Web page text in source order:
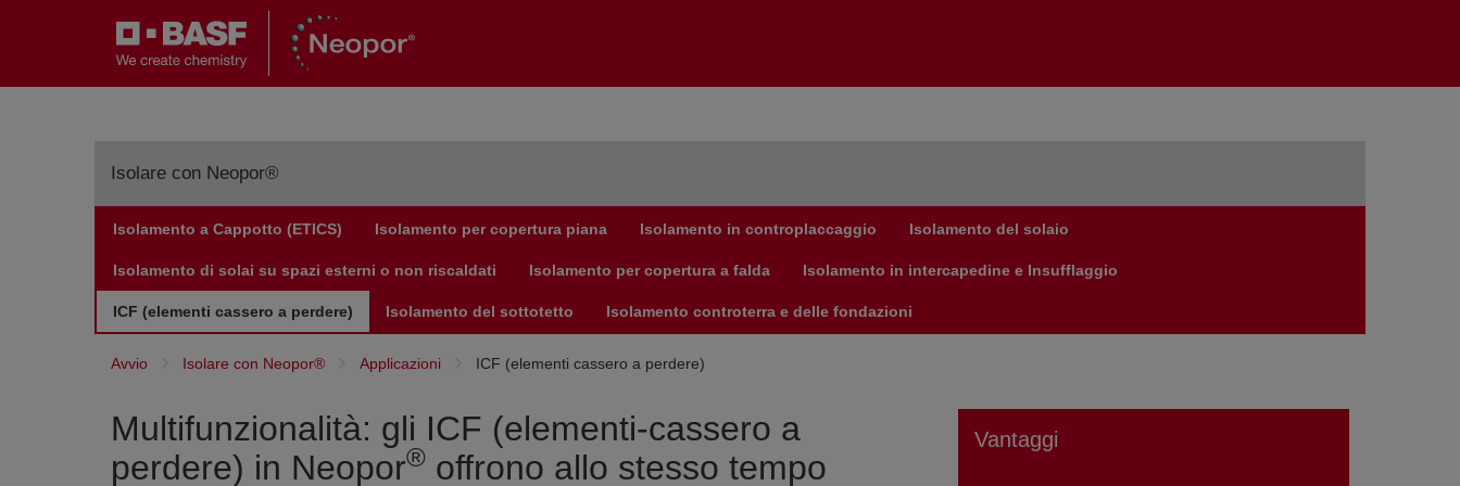
Effettuare il login con il nome utente e la password.
Nome utente:
Password:
Login
Isolare con Neopor®
ICF (elementi cassero a perdere)
Isolamento a Cappotto (ETICS) Isolamento per copertura piana Isolamento in controplaccaggio Isolamento del solaio
Isolamento di solai su spazi esterni o non riscaldati Isolamento per copertura a falda Isolamento in intercapedine e Insufflaggio
ICF (elementi cassero a perdere) Isolamento del sottotetto Isolamento controterra e delle fondazioni
Avvio Isolare con Neopor® Applicazioni ICF (elementi cassero a perdere)
Multifunzionalità: gli ICF (elementi-cassero a
perdere) in Neopor® offrono allo stesso tempo
Vantaggi